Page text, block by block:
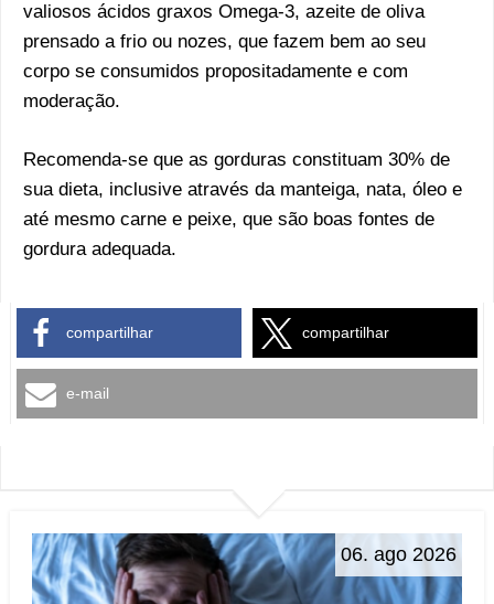
valiosos ácidos graxos Omega-3, azeite de oliva
prensado a frio ou nozes, que fazem bem ao seu
corpo se consumidos propositadamente e com
moderação.
Recomenda-se que as gorduras constituam 30% de
sua dieta, inclusive através da manteiga, nata, óleo e
até mesmo carne e peixe, que são boas fontes de
gordura adequada.
compartilhar compartilhar
e-mail
06. ago 2026